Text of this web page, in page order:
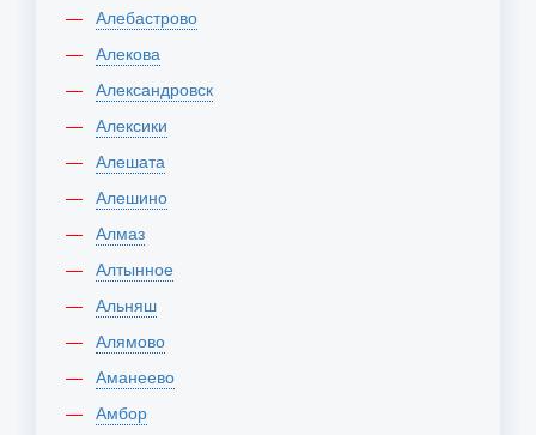
Алебастрово
Алекова
Александровск
Алексики
Алешата
Алешино
Алмаз
Алтынное
Альняш
Алямово
Аманеево
Амбор